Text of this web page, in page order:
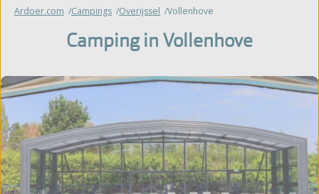
Ardoer.com Campings Overijssel Vollenhove
Camping in Vollenhove